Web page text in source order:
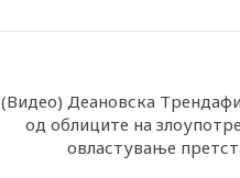
(Видео) Деановска
од облиците на
овластување